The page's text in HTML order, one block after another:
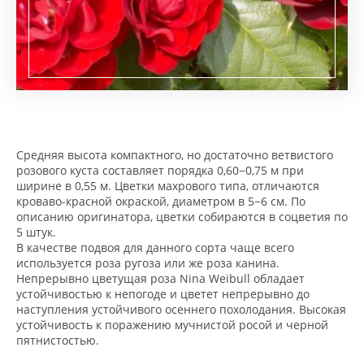
Средняя высота компактного, но достаточно ветвистого
розового куста составляет порядка 0,60−0,75 м при
ширине в 0,55 м. Цветки махрового типа, отличаются
кроваво-красной окраской, диаметром в 5−6 см. По
описанию оригинатора, цветки собираются в соцветия по
5 штук.
В качестве подвоя для данного сорта чаще всего
используется роза ругоза или же роза канина.
Непрерывно цветущая роза Nina Weibull обладает
устойчивостью к непогоде и цветет непрерывно до
наступления устойчивого осеннего похолодания. Высокая
устойчивость к поражению мучнистой росой и черной
пятнистостью.